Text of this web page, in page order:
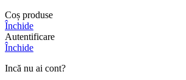
Coș produse
Închide
Autentificare
Închide
Incă nu ai cont?